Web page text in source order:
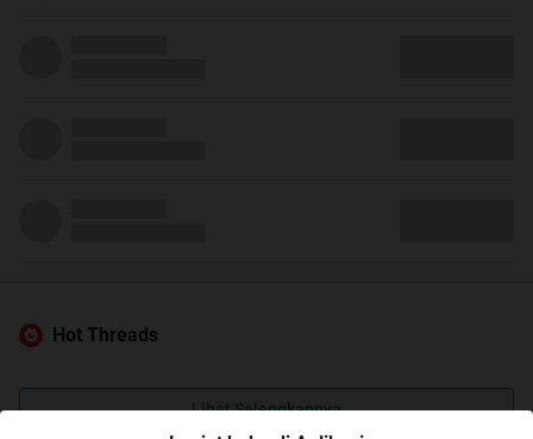
Hot Threads
Lihat Selengkapnya